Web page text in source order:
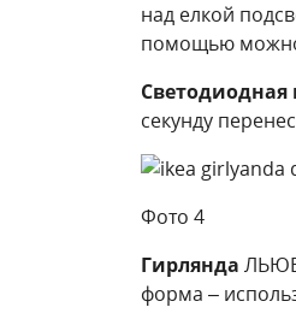
над елкой
помощью
Светодиодная
секунду
Фото 4
Гирлянда
форма –